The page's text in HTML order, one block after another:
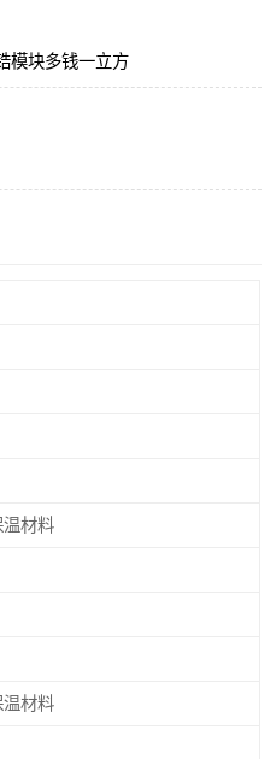
模块多钱一立方
温材料
温材料